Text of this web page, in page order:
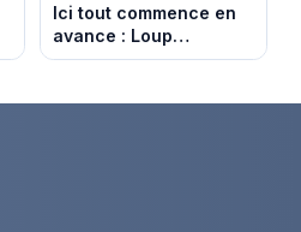
Ici tout commence en
avance : Loup
découvre la trahison
10 août 2026 (spoiler)